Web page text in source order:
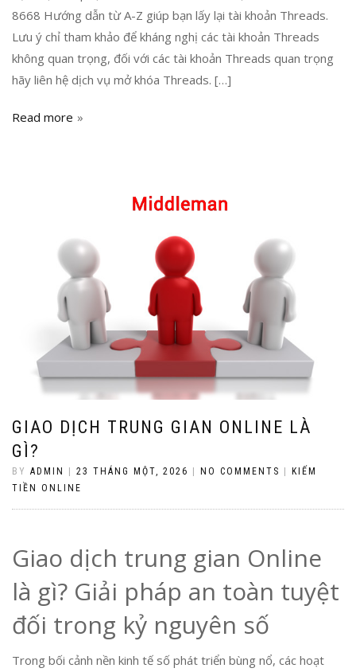
8668 Hướng dẫn từ A-Z giúp bạn lấy lại tài khoản Threads.
Lưu ý chỉ tham khảo để kháng nghị các tài khoản Threads
không quan trọng, đối với các tài khoản Threads quan trọng
hãy liên hệ dịch vụ mở khóa Threads. […]
Read more
GIAO DỊCH TRUNG GIAN ONLINE LÀ
GÌ?
BY ADMIN 23 THÁNG MỘT, 2026 NO COMMENTS
KIẾM
TIỀN ONLINE
Giao dịch trung gian Online
là gì? Giải pháp an toàn tuyệt
đối trong kỷ nguyên số
Trong bối cảnh nền kinh tế số phát triển bùng nổ, các hoạt